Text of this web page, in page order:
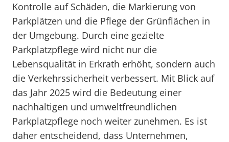
Kontrolle auf Schäden, die Markierung von
Parkplätzen und die Pflege der Grünflächen in
der Umgebung. Durch eine gezielte
Parkplatzpflege wird nicht nur die
Lebensqualität in Erkrath erhöht, sondern auch
die Verkehrssicherheit verbessert. Mit Blick auf
das Jahr 2025 wird die Bedeutung einer
nachhaltigen und umweltfreundlichen
Parkplatzpflege noch weiter zunehmen. Es ist
daher entscheidend, dass Unternehmen,